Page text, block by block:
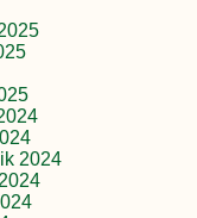
2024